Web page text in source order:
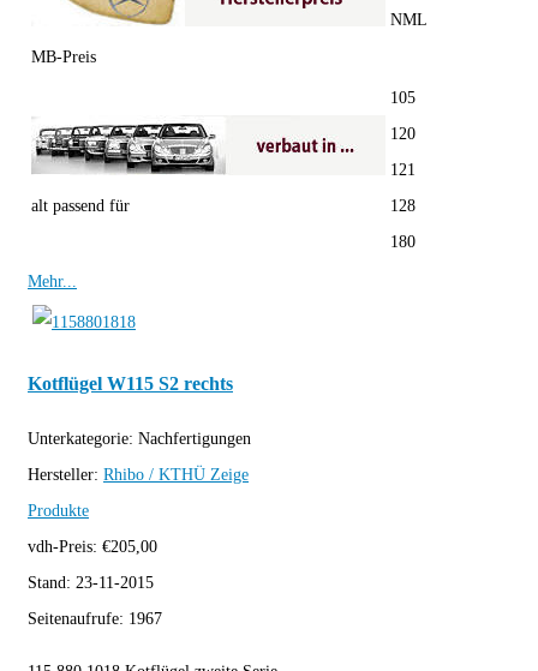
MB-Preis
NML
alt passend für
105
120
121
128
180
Mehr...
Kotflügel W115 S2 rechts
Unterkategorie: Nachfertigungen
Hersteller: Rhibo / KTHÜ Zeige
Produkte
vdh-Preis: €205,00
Stand: 23-11-2015
Seitenaufrufe: 1967